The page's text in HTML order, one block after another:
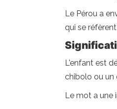
Le Pérou a
qui se
L'enfant est
chibolo ou un
Le mot a une